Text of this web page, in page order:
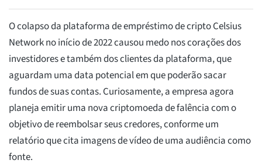
O colapso da plataforma de empréstimo de cripto Celsius
Network no início de 2022 causou medo nos corações dos
investidores e também dos clientes da plataforma, que
aguardam uma data potencial em que poderão sacar
fundos de suas contas. Curiosamente, a empresa agora
planeja emitir uma nova criptomoeda de falência com o
objetivo de reembolsar seus credores, conforme um
relatório que cita imagens de vídeo de uma audiência como
fonte.